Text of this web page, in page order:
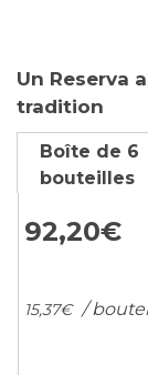
to
the
beginning
the
images
gallery
Un Reserva
tradition
Boîte de 6
bouteilles
92,20€
15,37€ /